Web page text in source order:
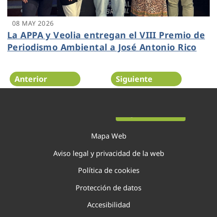
08 MAY 2026
La APPA y Veolia entregan el VIII Premio de
Periodismo Ambiental a José Antonio Rico
Anterior Siguiente
Mapa Web
Aviso legal y privacidad de la web
Política de cookies
Protección de datos
Accesibilidad